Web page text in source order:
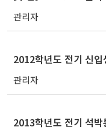
관리자
2012학년도 전기 신입
관리자
2013학년도 전기 석